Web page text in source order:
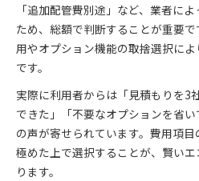
エコキュート入れ替え
エコキュート交換がも
違い
エコキュート交換後の
法
失敗しないエコキュート交
エコキュート交換業者
「追加配管費別途」など、業者に
ため、総額で判断することが重要
用やオプション機能の取捨選択に
です。
実際に利用者からは「見積もりを3
できた」「不要なオプションを省
の声が寄せられています。費用項
極めた上で選択することが、賢い
ります。